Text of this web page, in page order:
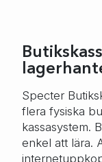
Specter
flera fysiska
kassasystem.
enkel att lära.